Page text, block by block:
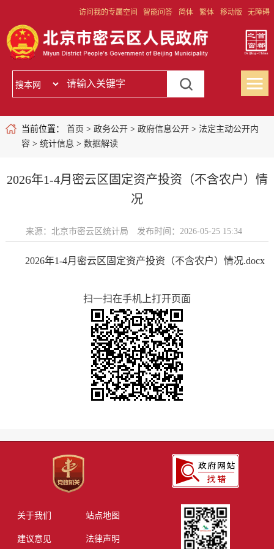
访问我的专属空间 智能问答 简体 繁体 移动版 无障碍
当前位置： 首页 > 政务公开> 政府信息公开> 法定主动公开内
容> 统计信息 > 数据解读
2026年1-4月密云区固定资产投资（不含农户）情
况
来源：北京市密云区统计局 发布时间：2026-05-25 15:34
2026年1-4月密云区固定资产投资（不含农户）情况.docx
扫一扫在手机上打开页面
关于我们 站点地图
建议意见 法律声明